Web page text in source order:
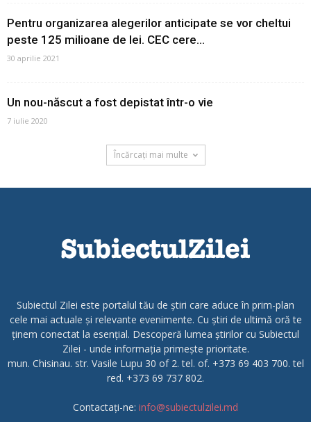
Pentru organizarea alegerilor anticipate se vor cheltui
peste 125 milioane de lei. CEC cere...
30 aprilie 2021
Un nou-născut a fost depistat într-o vie
7 iulie 2020
Încărcați mai multe
Subiectul Zilei este portalul tău de știri care aduce în prim-plan
cele mai actuale și relevante evenimente. Cu știri de ultimă oră te
ținem conectat la esențial. Descoperă lumea știrilor cu Subiectul
Zilei - unde informația primește prioritate.
mun. Chisinau. str. Vasile Lupu 30 of 2. tel. of. +373 69 403 700. tel
red. +373 69 737 802.
Contactați-ne: info@subiectulzilei.md